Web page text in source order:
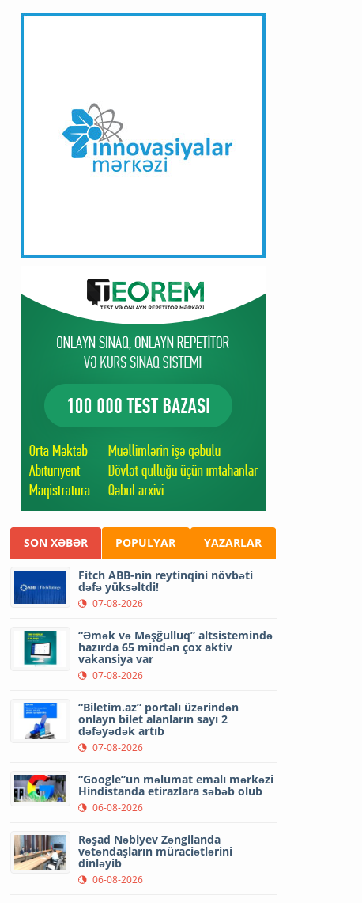
SON XƏBƏR POPULYAR YAZARLAR
Fitch ABB-nin reytinqini növbəti
dəfə yüksəltdi!
07-08-2026
“Əmək və Məşğulluq” altsistemində
hazırda 65 mindən çox aktiv
vakansiya var
07-08-2026
“Biletim.az” portalı üzərindən
onlayn bilet alanların sayı 2
dəfəyədək artıb
07-08-2026
“Google”un məlumat emalı mərkəzi
Hindistanda etirazlara səbəb olub
06-08-2026
Rəşad Nəbiyev Zəngilanda
vətəndaşların müraciətlərini
dinləyib
06-08-2026